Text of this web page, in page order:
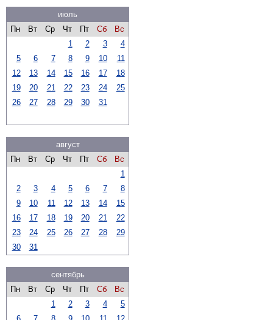
июль
Пн
Вт Ср Чт Пт Сб
Вс
1
2 3
4
5
6 7 8 9 10
11
12
13 14 15 16 17
18
19
20 21 22 23 24
25
26
27 28 29 30 31
август
Пн
Вт Ср Чт Пт Сб
Вс
1
2
3 4 5 6 7
8
9
10 11 12 13 14
15
16
17 18 19 20 21
22
23
24 25 26 27 28
29
30
31
сентябрь
Пн
Вт Ср Чт Пт Сб
Вс
1
2 3 4
5